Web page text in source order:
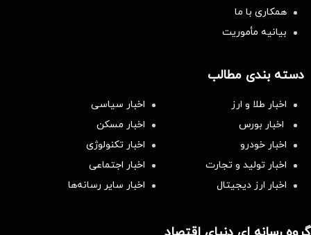
همکاری با ما
بیانیه مأموریت
دسته بندی مطالب
اخبار طلا و ارز
اخبار سیاسی
اخبار بورس
اخبار مسکن
اخبار خودرو
اخبار تکنولوژی
اخبار تولید و تجارت
اخبار اجتماعی
اخبار ارز دیجیتال
اخبار سایر رسانه‌‌ها